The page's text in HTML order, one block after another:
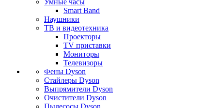
Умные часы
Smart Band
Наушники
ТВ и видеотехника
Проекторы
TV приставки
Мониторы
Телевизоры
Фены Dyson
Стайлеры Dyson
Выпрямители Dyson
Очистители Dyson